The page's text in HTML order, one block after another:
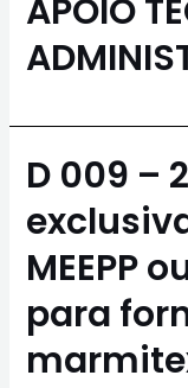
APOIO
D 009 –
MEEPP
para